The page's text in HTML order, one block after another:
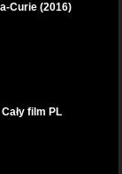
Curie (2016)
film PL